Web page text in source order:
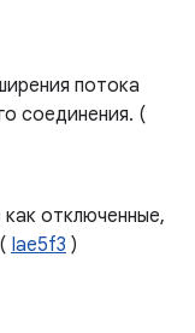
потока
соединения. (
как отключенные,
Iae5f3 )